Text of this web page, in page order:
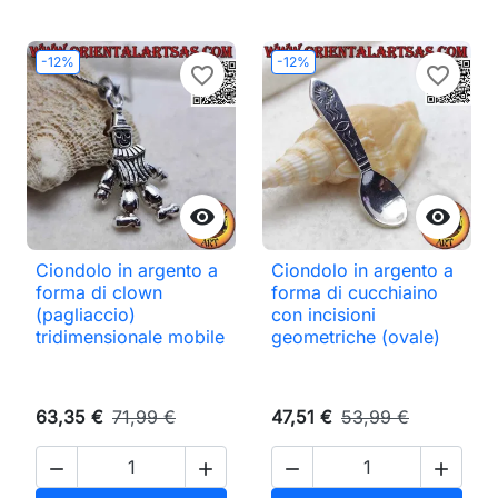
-12%

favorite_border
Ciondolo in argento a
forma di clown
(pagliaccio)
tridimensionale mobile
63,35 € 71,99 €
 
-12%

favorite_border
Ciondolo in argento a
forma di cucchiaino
con incisioni
geometriche (ovale)
47,51 € 53,99 €
 